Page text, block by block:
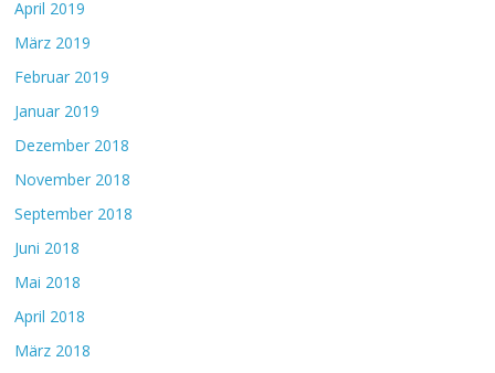
April 2019
März 2019
Februar 2019
Januar 2019
Dezember 2018
November 2018
September 2018
Juni 2018
Mai 2018
April 2018
März 2018